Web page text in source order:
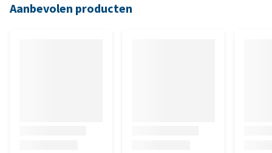
Aanbevolen producten